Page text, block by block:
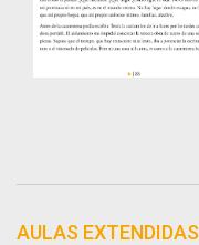
AULAS EXTENDIDAS